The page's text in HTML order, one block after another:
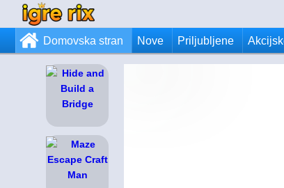
Domovska stran Nove Priljubljene